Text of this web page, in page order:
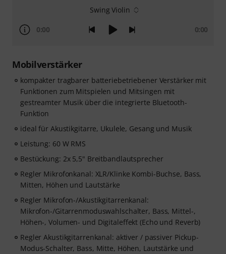
Swing Violin
0:00 0:00
Mobilverstärker
kompakter tragbarer batteriebetriebener Verstärker mit
Funktionen zum Mitspielen und Mitsingen mit
gestreamter Musik über die integrierte Bluetooth-
Funktion
ideal für Akustikgitarre, Ukulele, Gesang und Musik
Leistung: 60 W RMS
Bestückung: 2x 5,5" Breitbandlautsprecher
Regler Mikrofonkanal: XLR/Klinke Kombi-Buchse, Bass,
Mitten, Höhen und Lautstärke
Regler Mikrofon-/Akustikgitarrenkanal:
Mikrofon-/Gitarrenmoduswahlschalter, Bass, Mittel-,
Höhen-, Volumen- und Digitaleffekt (Echo und Reverb)
Regler Akustikgitarrenkanal: aktiver / passiver Pickup-
Modus-Schalter, Bass, Mitte, Höhen, Lautstärke und